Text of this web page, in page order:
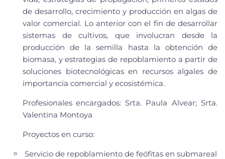
de desarrollo, crecimiento y producción en algas de
valor comercial. Lo anterior con el fin de desarrollar
sistemas de cultivos, que involucran desde la
producción de la semilla hasta la obtención de
biomasa, y estrategias de repoblamiento a partir de
soluciones biotecnológicas en recursos algales de
importancia comercial y ecosistémica.
Profesionales encargados: Srta. Paula Alvear; Srta.
Valentina Montoya
Proyectos en curso:
Servicio de repoblamiento de feófitas en submareal